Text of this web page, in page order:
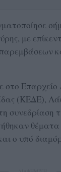
με
στο
(ΚΕΔΕ),
ο υπό